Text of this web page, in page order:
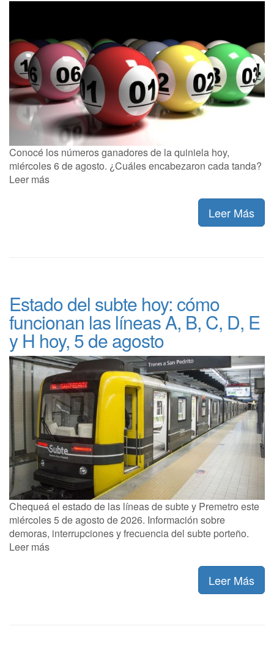
Conocé los números ganadores de la quiniela hoy,
miércoles 6 de agosto. ¿Cuáles encabezaron cada tanda?
Leer más
Leer Más
Estado del subte hoy: cómo
funcionan las líneas A, B, C, D, E
y H hoy, 5 de agosto
Chequeá el estado de las líneas de subte y Premetro este
miércoles 5 de agosto de 2026. Información sobre
demoras, interrupciones y frecuencia del subte porteño.
Leer más
Leer Más